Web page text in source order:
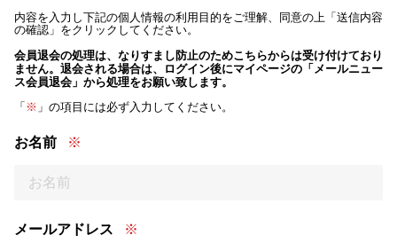
内容を入力し下記の個人情報の利用目的をご理解、同意の上「送信内容
の確認」をクリックしてください。
会員退会の処理は、なりすまし防止のためこちらからは受け付けており
ません。退会される場合は、ログイン後にマイページの「メールニュー
ス会員退会」から処理をお願い致します。
「 ※ 」の項目には必ず入力してください。
お名前
メールアドレス